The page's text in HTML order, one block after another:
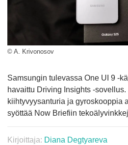
© A. Krivonosov
Samsungin tulevassa One UI 9 -
havaittu Driving Insights -sovellus.
kiihtyvyysanturia ja gyroskooppia
syöttää Now Briefiin
Kirjoittaja: Diana Degtyareva